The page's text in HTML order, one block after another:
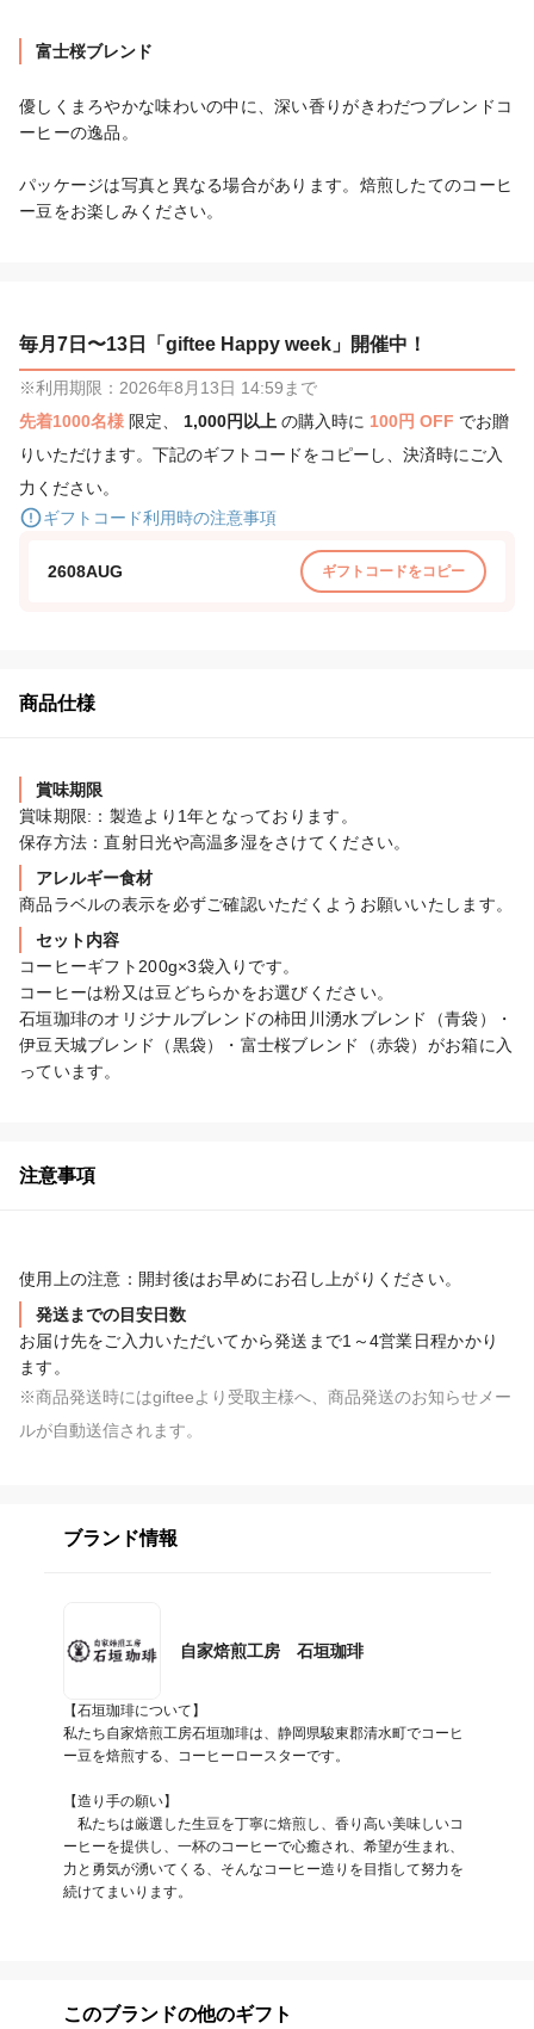
富士桜ブレンド
優しくまろやかな味わいの中に、深い香りがきわだつブレンドコ
ーヒーの逸品。
パッケージは写真と異なる場合があります。焙煎したてのコーヒ
ー豆をお楽しみください。
毎月7日〜13日「giftee Happy week」開催中！
※利用期限：2026年8月13日 14:59まで
先着1000名様 限定、 1,000円以上 の購入時に 100円 OFF でお贈
りいただけます。下記のギフトコードをコピーし、決済時にご入
力ください。
ギフトコード利用時の注意事項
2608AUG ギフトコードをコピー
商品仕様
賞味期限
賞味期限:：製造より1年となっております。
保存方法：直射日光や高温多湿をさけてください。
アレルギー食材
商品ラベルの表示を必ずご確認いただくようお願いいたします。
セット内容
コーヒーギフト200g×3袋入りです。
コーヒーは粉又は豆どちらかをお選びください。
石垣珈琲のオリジナルブレンドの柿田川湧水ブレンド（青袋）・
伊豆天城ブレンド（黒袋）・富士桜ブレンド（赤袋）がお箱に入
っています。
注意事項
発送までの目安日数
お届け先をご入力いただいてから発送まで1～4営業日程かかり
ます。
※商品発送時にはgifteeより受取主様へ、商品発送のお知らせメー
ルが自動送信されます。
ブランド情報
自家焙煎工房 石垣珈琲
【石垣珈琲について】
私たち自家焙煎工房石垣珈琲は、静岡県駿東郡清水町でコーヒ
ー豆を焙煎する、コーヒーロースターです。
【造り手の願い】
私たちは厳選した生豆を丁寧に焙煎し、香り高い美味しいコ
ーヒーを提供し、一杯のコーヒーで心癒され、希望が生まれ、
力と勇気が湧いてくる、そんなコーヒー造りを目指して努力を
続けてまいります。
このブランドの他のギフト